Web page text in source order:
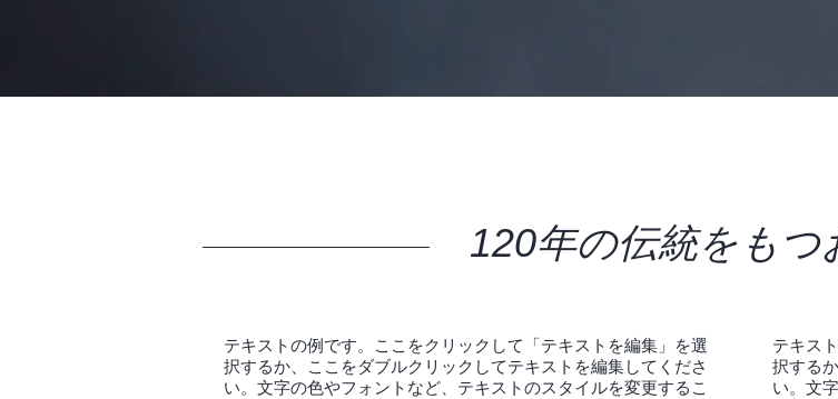
120年の伝統をもつ
テキストの例です。ここをクリックして「テキストを編集」を選
択するか、ここをダブルクリックしてテキストを編集してくださ
い。文字の色やフォントなど、テキストのスタイルを変更するこ
テキス
択する
い。文